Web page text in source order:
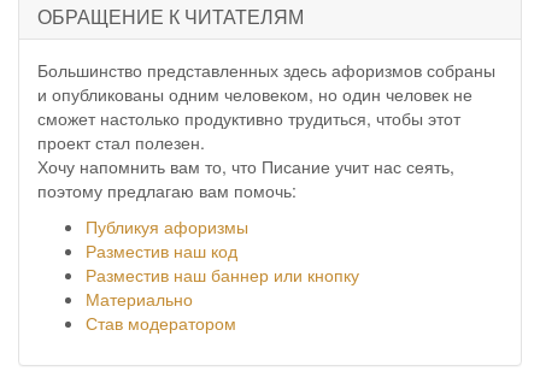
ОБРАЩЕНИЕ К ЧИТАТЕЛЯМ
Большинство представленных здесь афоризмов собраны
и опубликованы одним человеком, но один человек не
сможет настолько продуктивно трудиться, чтобы этот
проект стал полезен.
Хочу напомнить вам то, что Писание учит нас сеять,
поэтому предлагаю вам помочь:
Публикуя афоризмы
Разместив наш код
Разместив наш баннер или кнопку
Материально
Став модератором